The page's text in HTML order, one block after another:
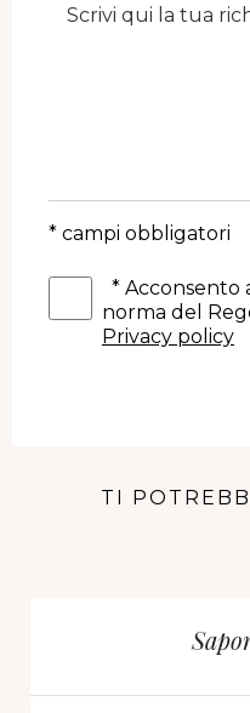
* campi obbligatori
* Acconsento
norma del
Privacy policy
TI